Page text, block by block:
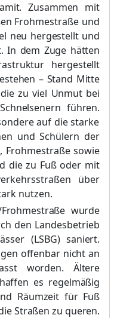
Zusammen mit
Frohmestraße und
neu hergestellt und
In dem Zuge hätten
hergestellt
– Stand Mitte
zu viel Unmut bei
führen.
auf die starke
und Schülern der
Frohmestraße sowie
die zu Fuß oder mit
über
nutzen.
wurde
den Landesbetrieb
(LSBG)saniert.
offenbar nicht an
worden. Ältere
es regelmäßig
Räumzeit für Fuß
Straßen zu queren.